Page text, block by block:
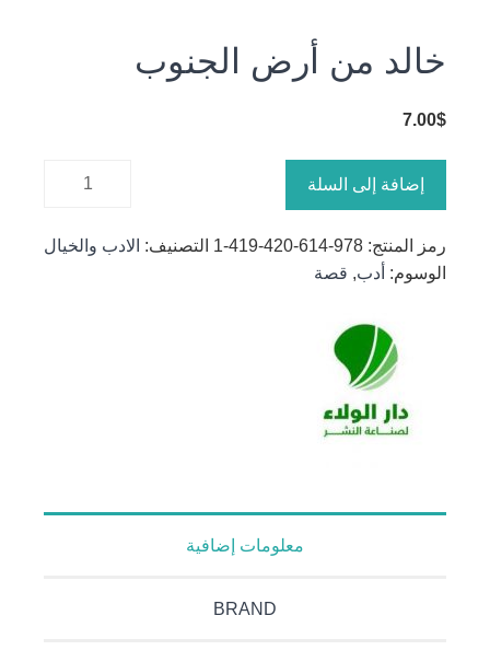
خالد من أرض الجنوب
7.00$
كمية خالد
إضافة إلى السلة
رمز المنتج: 978-614-420-419-1 التصنيف: الادب والخيال
الوسوم: أدب, قصة
معلومات إضافية
BRAND